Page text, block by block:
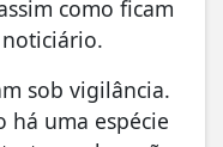
como ficam
sob vigilância.
há uma espécie